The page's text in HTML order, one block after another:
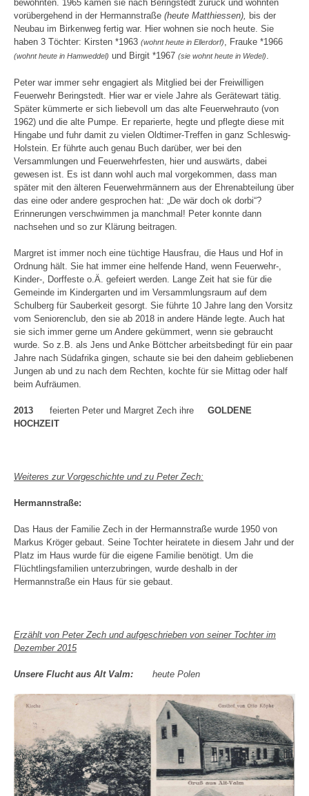
bewohnten. 1965 kamen sie nach Beringstedt zurück und wohnten
vorübergehend in der Hermannstraße (heute Matthiessen),
bis der
Neubau im Birkenweg fertig war. Hier wohnen sie noch heute. Sie
haben 3 Töchter: Kirsten *1963 (wohnt heute in Ellerdorf) , Frauke *1966
(wohnt heute in Hamweddel) und Birgit *1967 (sie wohnt heute in Wedel)
Peter war immer sehr engagiert als Mitglied bei der Freiwilligen
Feuerwehr Beringstedt. Hier war er viele Jahre als Gerätewart tätig.
Später kümmerte er sich liebevoll um das alte Feuerwehrauto (von
1962) und die alte Pumpe. Er reparierte, hegte und pflegte diese mit
Hingabe und fuhr damit zu vielen Oldtimer-Treffen in ganz Schleswig-
Holstein. Er führte auch genau Buch darüber, wer bei den
Versammlungen und Feuerwehrfesten, hier und auswärts, dabei
gewesen ist. Es ist dann wohl auch mal vorgekommen, dass man
später mit den älteren Feuerwehrmännern aus der Ehrenabteilung über
das eine oder andere gesprochen hat: „De wär doch ok dorbi“?
Erinnerungen verschwimmen ja manchmal! Peter konnte dann
nachsehen und so zur Klärung beitragen.
Margret ist immer noch eine tüchtige Hausfrau, die Haus und Hof in
Ordnung hält. Sie hat immer eine helfende Hand, wenn Feuerwehr-,
Kinder-, Dorffeste o.Ä. gefeiert werden. Lange Zeit hat sie für die
Gemeinde im Kindergarten und im Versammlungsraum auf dem
Schulberg für Sauberkeit gesorgt. Sie führte 10 Jahre lang den Vorsitz
vom Seniorenclub, den sie ab 2018 in andere Hände legte. Auch hat
sie sich immer gerne um Andere gekümmert, wenn sie gebraucht
wurde. So z.B. als Jens und Anke Böttcher arbeitsbedingt für ein paar
Jahre nach Südafrika gingen, schaute sie bei den daheim gebliebenen
Jungen ab und zu nach dem Rechten, kochte für sie Mittag oder half
beim Aufräumen.
2013 feierten Peter und Margret Zech ihre GOLDENE
HOCHZEIT
Weiteres zur Vorgeschichte und zu Peter Zech:
Hermannstraße:
Das Haus der Familie Zech in der Hermannstraße wurde 1950 von
Markus Kröger gebaut. Seine Tochter heiratete in diesem Jahr und der
Platz im Haus wurde für die eigene Familie benötigt. Um die
Flüchtlingsfamilien unterzubringen, wurde deshalb in der
Hermannstraße ein Haus für sie gebaut.
Erzählt von Peter Zech und aufgeschrieben von seiner Tochter im
Dezember 2015
Unsere Flucht aus Alt Valm: heute Polen